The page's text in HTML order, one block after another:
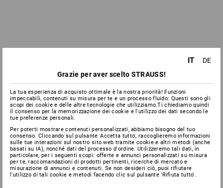
IT
DE
Grazie per aver scelto STRAUSS!
La tua esperienza di acquisto ottimale è la nostra priorità! Funzioni
impeccabili, contenuti su misura per te e un processo fluido: Questi sono gli
scopi dei cookie e delle altre tecnologie che utilizziamo.Ti chiediamo quindi
il consenso per la memorizzazione dei cookie e l'utilizzo dei dati secondo le
tue preferenze personali.
Per poterti mostrare contenuti personalizzati, abbiamo bisogno del tuo
consenso. Cliccando sul pulsante 'Accetta tutto', raccoglieremo informazioni
sulle tue interazioni sul nostro sito web tramite cookie e altri metodi (anche
basati su IA), nonché dati del processo d'ordine. Utilizzeremo tali dati, in
particolare, per i seguenti scopi: offerte e annunci personalizzati su misura
per te, raccomandazioni di prodotti pertinenti, ricerche di mercato e
misurazione di annunci e contenuti. Se non desideri ciò, puoi rifiutare
l'utilizzo di tali cookie e metodi facendo clic sul pulsante 'Rifiuta tutto'.